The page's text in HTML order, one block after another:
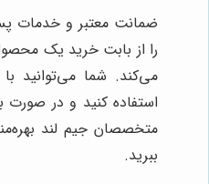
ضمانت معتبر و خدمات
را از بابت خرید یک
می‌کند. شما می‌توانید
استفاده کنید و در صورت
متخصصان جیم لند
ببرید.